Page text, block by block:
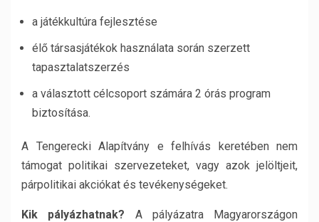
a játékkultúra fejlesztése
élő társasjátékok használata során szerzett
tapasztalatszerzés
a választott célcsoport számára 2 órás program
biztosítása.
A Tengerecki Alapítvány e felhívás keretében nem
támogat politikai szervezeteket, vagy azok jelöltjeit,
párpolitikai akciókat és tevékenységeket.
Kik pályázhatnak? A pályázatra Magyarországon